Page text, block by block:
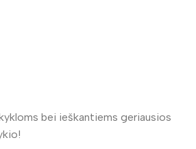
bei ieškantiems geriausios